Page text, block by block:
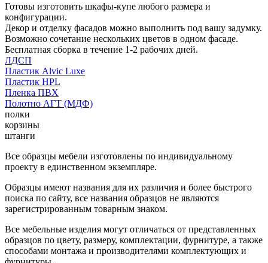
Готовы изготовить шкафы-купе любого размера и
конфигурации.
Декор и отделку фасадов можно выполнить под вашу задумку.
Возможно сочетание нескольких цветов в одном фасаде.
Бесплатная сборка в течение 1-2 рабочих дней.
ЛДСП
Пластик Alvic Luxe
Пластик HPL
Пленка ПВХ
Полотно АГТ (МДФ)
полки
корзины
штанги
Все образцы мебели изготовлены по индивидуальному
проекту в единственном экземпляре.
Образцы имеют названия для их различия и более быстрого
поиска по сайту, все названия образцов не являются
зарегистрированным товарным знаком.
Все мебельные изделия могут отличаться от представленных
образцов по цвету, размеру, комплектации, фурнитуре, а также
способами монтажа и производителями комплектующих и